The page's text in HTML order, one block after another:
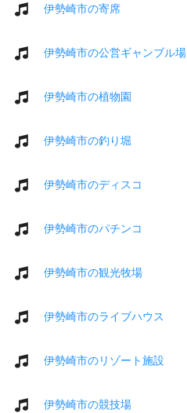
伊勢崎市の寄席
伊勢崎市の公営ギャンブル場
伊勢崎市の植物園
伊勢崎市の釣り堀
伊勢崎市のディスコ
伊勢崎市のパチンコ
伊勢崎市の観光牧場
伊勢崎市のライブハウス
伊勢崎市のリゾート施設
伊勢崎市の競技場